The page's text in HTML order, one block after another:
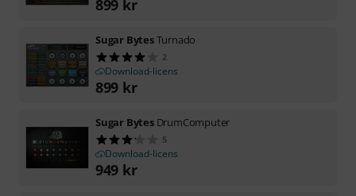
899 kr
Sugar BytesTurnado
2
Download-licens
899 kr
Sugar Bytes DrumComputer
5
Download-licens
949 kr